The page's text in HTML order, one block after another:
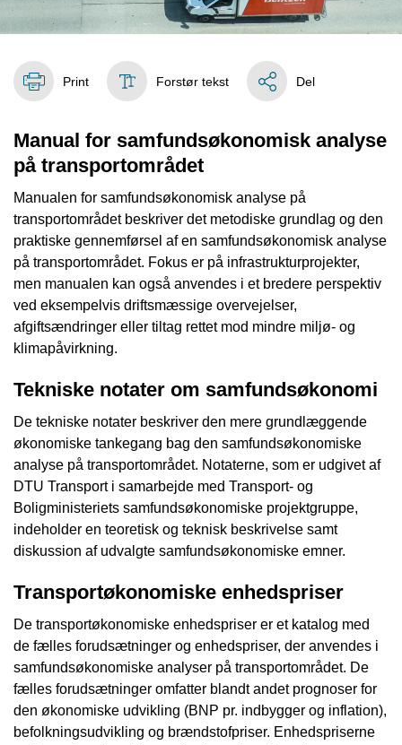
Print Forstør tekst Del
Manual for samfundsøkonomisk analyse
på transportområdet
Manualen for samfundsøkonomisk analyse på
transportområdet beskriver det metodiske grundlag og den
praktiske gennemførsel af en samfundsøkonomisk analyse
på transportområdet. Fokus er på infrastrukturprojekter,
men manualen kan også anvendes i et bredere perspektiv
ved eksempelvis driftsmæssige overvejelser,
afgiftsændringer eller tiltag rettet mod mindre miljø- og
klimapåvirkning.
Tekniske notater om samfundsøkonomi
De tekniske notater beskriver den mere grundlæggende
økonomiske tankegang bag den samfundsøkonomiske
analyse på transportområdet. Notaterne, som er udgivet af
DTU Transport i samarbejde med Transport- og
Boligministeriets samfundsøkonomiske projektgruppe,
indeholder en teoretisk og teknisk beskrivelse samt
diskussion af udvalgte samfundsøkonomiske emner.
Transportøkonomiske enhedspriser
De transportøkonomiske enhedspriser er et katalog med
de fælles forudsætninger og enhedspriser, der anvendes i
samfundsøkonomiske analyser på transportområdet. De
fælles forudsætninger omfatter blandt andet prognoser for
den økonomiske udvikling (BNP pr. indbygger og inflation),
befolkningsudvikling og brændstofpriser. Enhedspriserne